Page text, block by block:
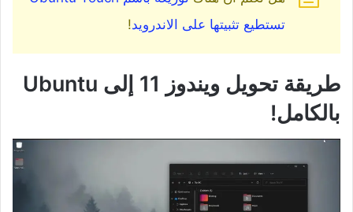
تستطيع تثبيتها على الاندرويد!
طريقة تحويل ويندوز 11 إلى Ubuntu
بالكامل!